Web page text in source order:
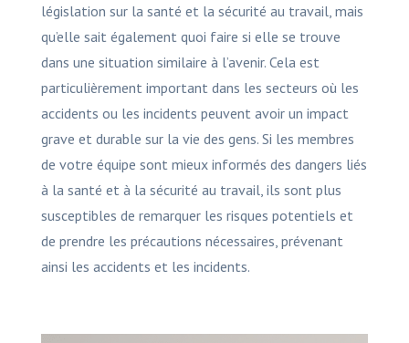
législation sur la santé et la sécurité au travail, mais
qu’elle sait également quoi faire si elle se trouve
dans une situation similaire à l’avenir. Cela est
particulièrement important dans les secteurs où les
accidents ou les incidents peuvent avoir un impact
grave et durable sur la vie des gens. Si les membres
de votre équipe sont mieux informés des dangers liés
à la santé et à la sécurité au travail, ils sont plus
susceptibles de remarquer les risques potentiels et
de prendre les précautions nécessaires, prévenant
ainsi les accidents et les incidents.